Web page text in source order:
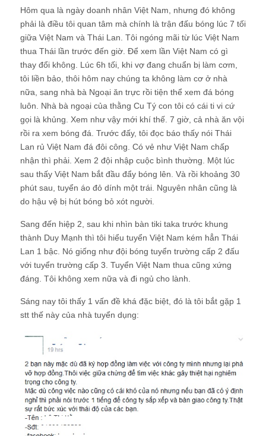
Hôm qua là ngày doanh nhân Việt Nam, nhưng đó không
phải là điều tôi quan tâm mà chính là trận đấu bóng lúc 7 tối
giữa Việt Nam và Thái Lan. Tôi ngóng mãi từ lúc Việt Nam
thua Thái lần trước đến giờ. Để xem lần Việt Nam có gì
thay đổi không. Lúc 6h tối, khi vợ đang chuẩn bị làm cơm,
tôi liền bảo, thôi hôm nay chúng ta không làm cơ ở nhà
nữa, sang nhà bà Ngoại ăn trực rồi tiện thể xem đá bóng
luôn. Nhà bà ngoại của thằng Cu Tý con tôi có cái ti vi cứ
gọi là khủng. Xem như vậy mới khí thế. 7 giờ, cả nhà ăn vội
rồi ra xem bóng đá. Trước đấy, tôi đọc báo thấy nói Thái
Lan rủ Việt Nam đá đôi công. Có vẻ như Việt Nam chấp
nhận thì phải. Xem 2 đội nhập cuộc bình thường. Một lúc
sau thấy Việt Nam bắt đầu đẩy bóng lên. Và rồi khoảng 30
phút sau, tuyển áo đỏ dính một trái. Nguyên nhân cũng là
do hậu vệ bị hút bóng bỏ xót người.
Sang đến hiệp 2, sau khi nhìn bàn tiki taka trước khung
thành Duy Mạnh thì tôi hiểu tuyển Việt Nam kém hẳn Thái
Lan 1 bậc. Nó giống như đội bóng tuyển trường cấp 2 đấu
với tuyển trường cấp 3. Tuyển Việt Nam thua cũng xứng
đáng. Tôi không xem nữa và đi ngủ cho lành.
Sáng nay tôi thấy 1 vấn đề khá đặc biệt, đó là tôi bắt gặp 1
stt thế này của nhà tuyển dụng: